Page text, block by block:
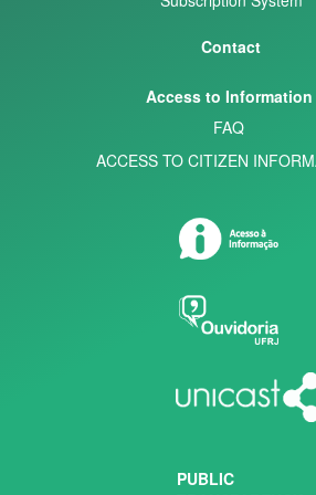
Contact
Access to Information
FAQ
ACCESS TO CITIZEN
PUBLIC